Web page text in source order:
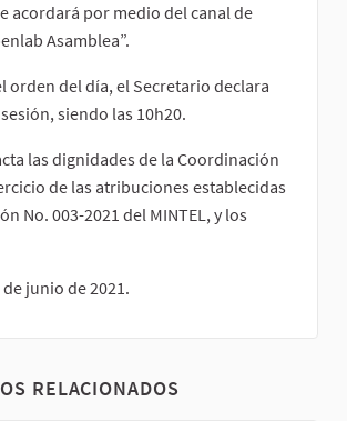
acordará por medio del canal de
Asamblea”.
orden del día, el Secretario declara
siendo las 10h20.
las dignidades de la Coordinación
de las atribuciones establecidas
No. 003-2021 del MINTEL, y los
junio de 2021.
RELACIONADOS